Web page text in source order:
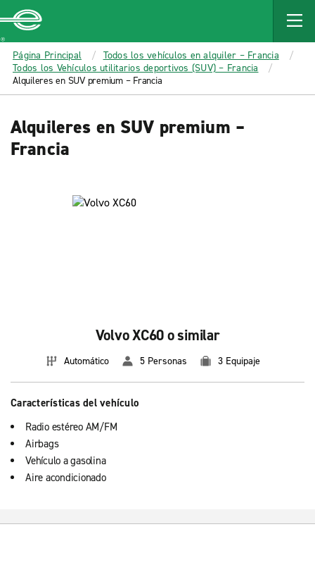
MAIN
CONTENT
Enterprise
Página Principal
Todos los vehículos en alquiler – Francia
Todos los Vehículos utilitarios deportivos (SUV) – Francia
Alquileres en SUV premium – Francia
Alquileres en SUV premium –
Francia
Volvo XC60 o similar
Automático 5 Personas 3 Equipaje
Características del vehículo
Radio estéreo AM/FM
Airbags
Vehículo a gasolina
Aire acondicionado